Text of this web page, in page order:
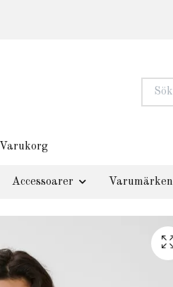
Varukorg
Accessoarer Varumärken